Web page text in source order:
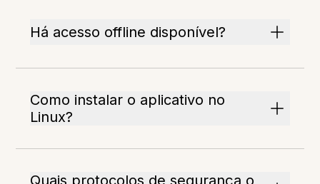
Há acesso offline disponível?
Como instalar o aplicativo no
Linux?
Quais protocolos de segurança o